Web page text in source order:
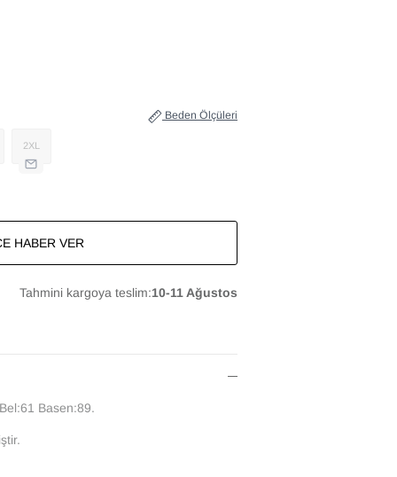
Beden Ölçüleri
2XL
HABER VER
Tahmini kargoya teslim:10-11 Ağustos
Basen:89.